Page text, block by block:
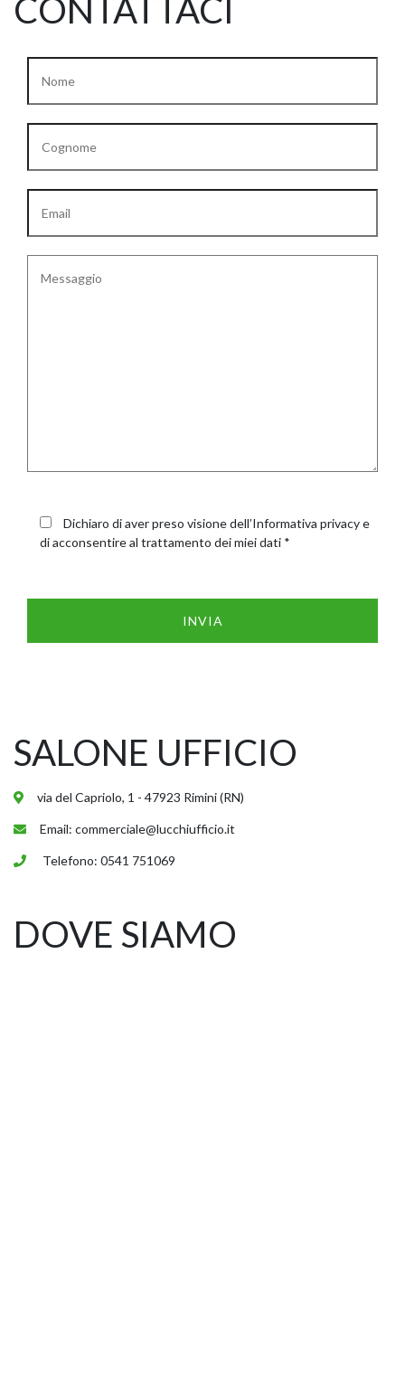
GIANO WOOD –
NAPEE –
CONTATTACI
Dichiaro di aver preso visione dell’Informativa privacye
di acconsentire al trattamento dei miei dati *
SALONE UFFICIO
via del Capriolo, 1 - 47923 Rimini (RN)
Email: commerciale@lucchiufficio.it
Telefono: 0541 751069
DOVE SIAMO